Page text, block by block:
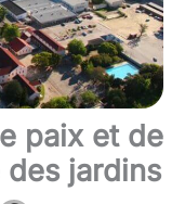
paix et de
jardins